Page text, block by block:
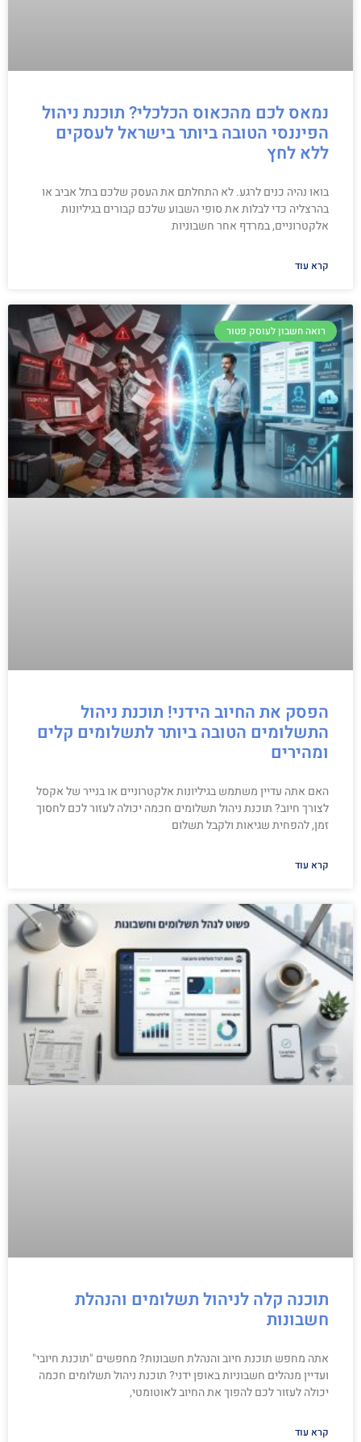
נמאס לכם מהכאוס הכלכלי? תוכנת ניהול
הפיננסי הטובה ביותר בישראל לעסקים
ללא לחץ
בואו נהיה כנים לרגע. לא התחלתם את העסק שלכם בתל אביב או
בהרצליה כדי לבלות את סופי השבוע שלכם קבורים בגיליונות
אלקטרוניים, במרדף אחר חשבוניות
קרא עוד
רואה חשבון לעוסק פטור
הפסק את החיוב הידני! תוכנת ניהול
התשלומים הטובה ביותר לתשלומים קלים
ומהירים
האם אתה עדיין משתמש בגיליונות אלקטרוניים או בנייר של אקסל
לצורך חיוב? תוכנת ניהול תשלומים חכמה יכולה לעזור לכם לחסוך
זמן, להפחית שגיאות ולקבל תשלום
קרא עוד
תוכנה קלה לניהול תשלומים והנהלת
חשבונות
אתה מחפש תוכנת חיוב והנהלת חשבונות? מחפשים "תוכנת חיובי"
ועדיין מנהלים חשבוניות באופן ידני? תוכנת ניהול תשלומים חכמה
יכולה לעזור לכם להפוך את החיוב לאוטומטי,
קרא עוד